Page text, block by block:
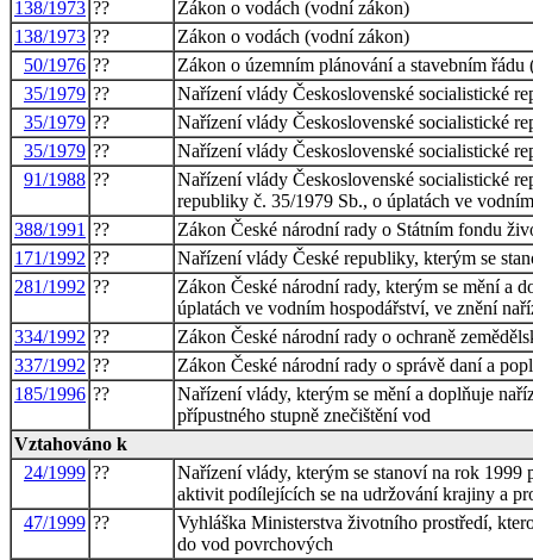
138/1973 ??
Zákon o vodách (vodní zákon)
138/1973 ??
Zákon o vodách (vodní zákon)
50/1976 ??
Zákon o územním plánování a stavebním řádu
35/1979 ??
Nařízení vlády Československé socialistické
35/1979 ??
Nařízení vlády Československé socialistické
35/1979 ??
Nařízení vlády Československé socialistické
91/1988 ??
Nařízení vlády Československé socialistické
republiky č. 35/1979 Sb., o úplatách ve
388/1991 ??
Zákon České národní rady o Státním fondu
171/1992 ??
Nařízení vlády České republiky, kterým se
281/1992 ??
Zákon České národní rady, kterým se mění a
úplatách ve vodním hospodářství, ve znění
334/1992 ??
Zákon České národní rady o ochraně
337/1992 ??
Zákon České národní rady o správě daní a
185/1996 ??
Nařízení vlády, kterým se mění a doplňuje
přípustného stupně znečištění vod
Vztahováno k
24/1999 ??
Nařízení vlády, kterým se stanoví na rok
aktivit podílejících se na udržování krajiny a
47/1999 ??
Vyhláška Ministerstva životního prostředí,
do vod povrchových